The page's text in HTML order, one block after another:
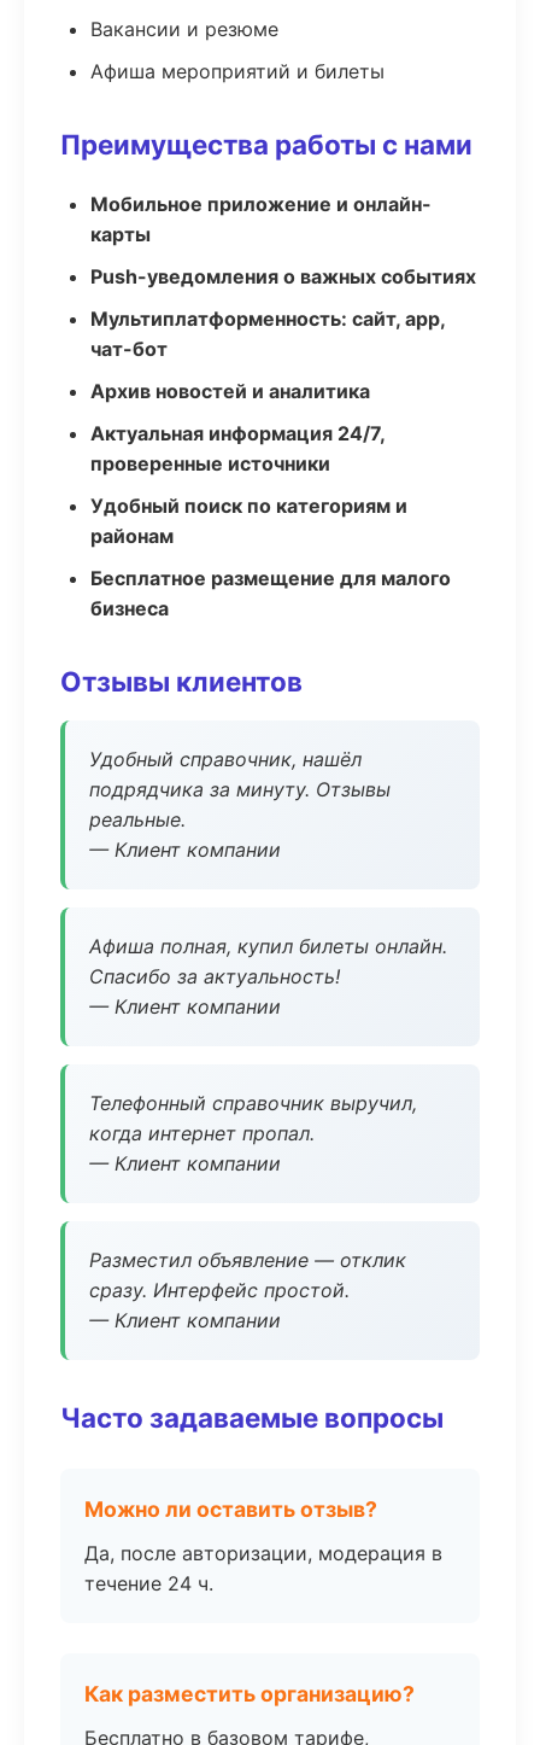
Вакансии и резюме
Афиша мероприятий и билеты
Преимущества работы с нами
Мобильное приложение и онлайн-
карты
Push-уведомления о важных событиях
Мультиплатформенность: сайт, app,
чат-бот
Архив новостей и аналитика
Актуальная информация 24/7,
проверенные источники
Удобный поиск по категориям и
районам
Бесплатное размещение для малого
бизнеса
Отзывы клиентов
Удобный справочник, нашёл
подрядчика за минуту. Отзывы
реальные.
— Клиент компании
Афиша полная, купил билеты онлайн.
Спасибо за актуальность!
— Клиент компании
Телефонный справочник выручил,
когда интернет пропал.
— Клиент компании
Разместил объявление — отклик
сразу. Интерфейс простой.
— Клиент компании
Часто задаваемые вопросы
Можно ли оставить отзыв?
Да, после авторизации, модерация в
течение 24 ч.
Как разместить организацию?
Бесплатно в базовом тарифе,